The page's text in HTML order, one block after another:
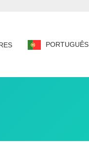
PORTUGUÊS